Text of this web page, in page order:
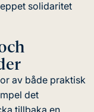
solidaritet
av både praktisk
det